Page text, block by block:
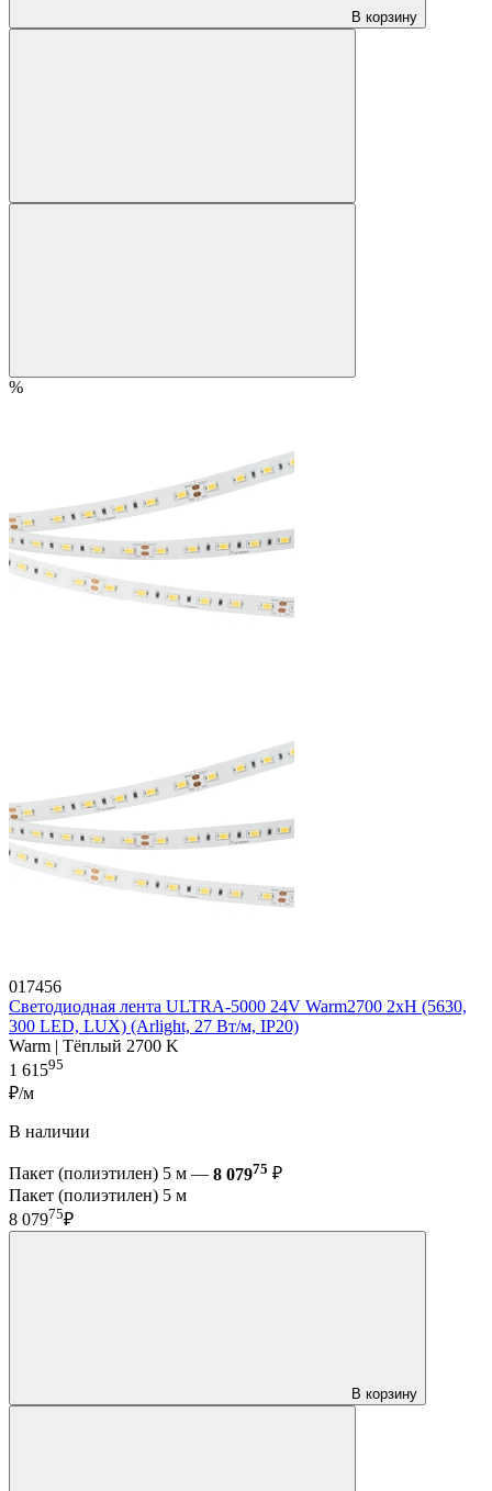
В корзину
%
017456
Светодиодная лента ULTRA-5000 24V Warm2700 2xH (5630,
300 LED, LUX) (Arlight, 27 Вт/м, IP20)
Warm | Тёплый 2700 K
1 61595
₽/м
В наличии
Пакет (полиэтилен) 5 м — 8 07975 ₽
Пакет (полиэтилен) 5 м
8 07975₽
В корзину